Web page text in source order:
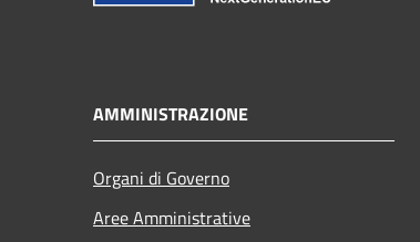
AMMINISTRAZIONE
Organi di Governo
Aree Amministrative